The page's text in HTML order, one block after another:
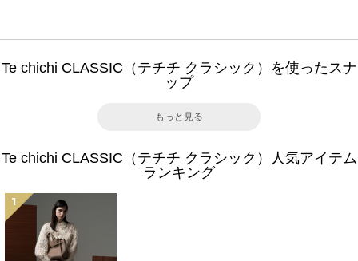
Te chichi CLASSIC（テチチ クラシック）を使ったスナ
ップ
もっと見る
Te chichi CLASSIC（テチチ クラシック）人気アイテム
ランキング
1